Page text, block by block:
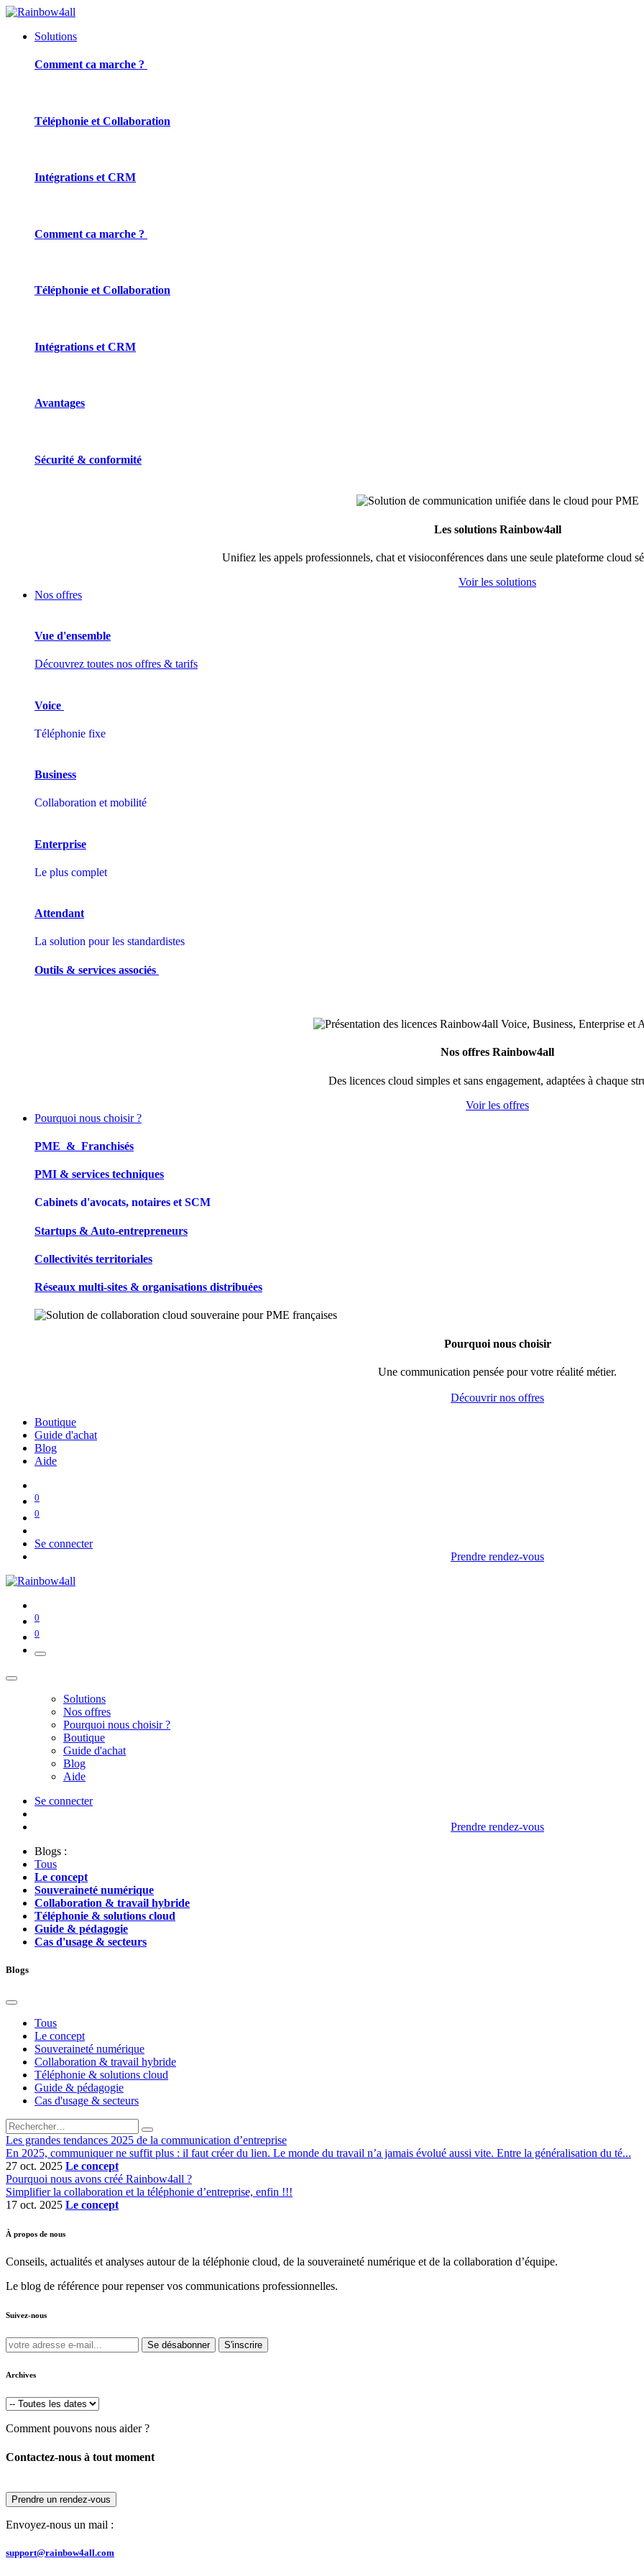
Solutions
Comment ca marche ?
Téléphonie et Collaboration
Intégrations et CRM
Comment ca marche ?
Téléphonie et Collaboration
Intégrations et CRM
Avantages
Sécurité & conformité
Les solutions Rainbow4all
Unifiez les appels professionnels, chat et visioconférences dans une seule plateforme cloud
Voir les solutions
Nos offres
Vue d'ensemble
Découvrez toutes nos offres & tarifs
Voice
Téléphonie fixe
Business
Collaboration et mobilité
Enterprise
Le plus complet
Attendant
La solution pour les standardistes
Outils & services associés
Nos offres Rainbow4all
Des licences cloud simples et sans engagement, adaptées à chaque
Voir les offres
Pourquoi nous choisir ?
PME & Franchisés
PMI & services techniques
Cabinets d'avocats, notaires et SCM
Startups & Auto-entrepreneurs
Collectivités territoriales
Réseaux multi-sites & organisations distribuées
Pourquoi nous choisir
Une communication pensée pour votre réalité métier.
Découvrir nos offres
Boutique
Guide d'achat
Blog
Aide
0
0
Se connecter
Prendre rendez-vous
0
0
Solutions
Nos offres
Pourquoi nous choisir ?
Boutique
Guide d'achat
Blog
Aide
Se connecter
Prendre rendez-vous
Blogs :
Tous
Le concept
Souveraineté numérique
Collaboration & travail hybride
Téléphonie & solutions cloud
Guide & pédagogie
Cas d'usage & secteurs
Blogs
Tous
Le concept
Souveraineté numérique
Collaboration & travail hybride
Téléphonie & solutions cloud
Guide & pédagogie
Cas d'usage & secteurs
Les grandes tendances 2025 de la communication d’entreprise
En 2025, communiquer ne suffit plus : il faut créer du lien. Le monde du travail n’a jamais évolué aussi vite. Entre la généralisation du té...
27 oct. 2025 Le concept
Pourquoi nous avons créé Rainbow4all ?
Simplifier la collaboration et la téléphonie d’entreprise, enfin !!!
17 oct. 2025 Le concept
À propos de nous
Conseils, actualités et analyses autour de la téléphonie cloud, de la souveraineté numérique et de la collaboration d’équipe.
Le blog de référence pour repenser vos communications professionnelles.
Suivez-nous
Se désabonner S'inscrire
Archives
Comment pouvons nous aider ?
Contactez-nous à tout moment
Prendre un rendez-vous
Envoyez-nous un mail :
support@rainbow4all.com